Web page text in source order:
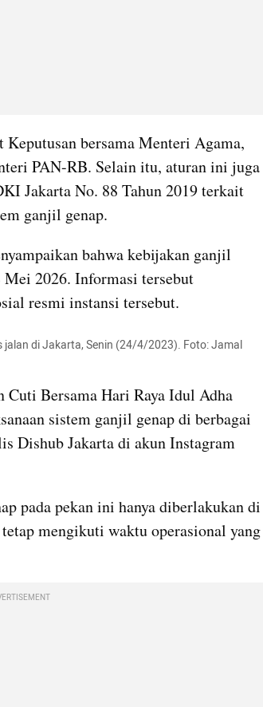
Keputusan bersama Menteri Agama,
PAN-RB. Selain itu, aturan ini juga
Jakarta No. 88 Tahun 2019 terkait
ganjil genap.
bahwa kebijakan ganjil
Mei 2026. Informasi tersebut
resmi instansi tersebut.
jalan di Jakarta, Senin (24/4/2023). Foto: Jamal
Cuti Bersama Hari Raya Idul Adha
sistem ganjil genap di berbagai
Dishub Jakarta di akun Instagram
pada pekan ini hanya diberlakukan di
mengikuti waktu operasional yang